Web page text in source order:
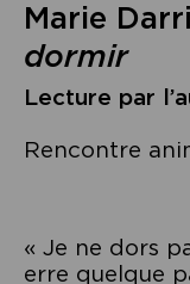
Marie
dormir
Lecture par
Rencontre
« Je ne dors
erre quelque